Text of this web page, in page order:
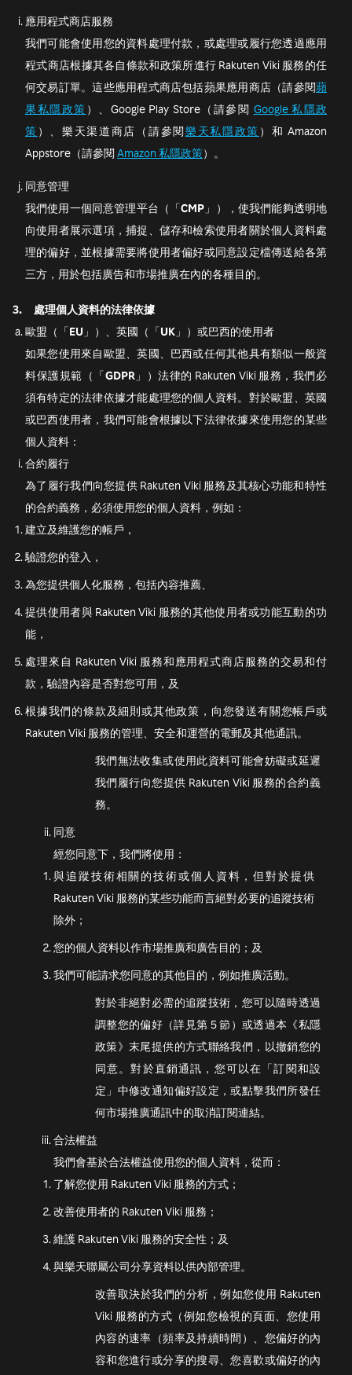
應用程式商店服務
我們可能會使用您的資料處理付款，或處理或履行您透過應用
程式商店根據其各自條款和政策所進行 Rakuten Viki 服務的任
何交易訂單。這些應用程式商店包括蘋果應用商店（請參閱蘋
果私隱政策 ）、Google Play Store（請參閱 Google 私隱政
策 ）、樂天渠道商店（請參閱樂天私隱政策 ）和 Amazon
Appstore（請參閱 Amazon 私隱政策）。
同意管理
我們使用一個同意管理平台（「CMP 」），使我們能夠透明地
向使用者展示選項，捕捉、儲存和檢索使用者關於個人資料處
理的偏好，並根據需要將使用者偏好或同意設定檔傳送給各第
三方，用於包括廣告和市場推廣在內的各種目的。
3.
處理個人資料的法律依據
歐盟（「EU 」）、英國（「UK 」）或巴西的使用者
如果您使用來自歐盟、英國、巴西或任何其他具有類似一般資
料保護規範（「GDPR 」）法律的 Rakuten Viki 服務，我們必
須有特定的法律依據才能處理您的個人資料。對於歐盟、英國
或巴西使用者，我們可能會根據以下法律依據來使用您的某些
個人資料：
合約履行
為了履行我們向您提供 Rakuten Viki 服務及其核心功能和特性
的合約義務，必須使用您的個人資料，例如：
建立及維護您的帳戶，
驗證您的登入，
為您提供個人化服務，包括內容推薦、
提供使用者與 Rakuten Viki 服務的其他使用者或功能互動的功
能，
處理來自 Rakuten Viki 服務和應用程式商店服務的交易和付
款，驗證內容是否對您可用，及
根據我們的條款及細則或其他政策，向您發送有關您帳戶或
Rakuten Viki 服務的管理、安全和運營的電郵及其他通訊。
我們無法收集或使用此資料可能會妨礙或延遲
我們履行向您提供 Rakuten Viki 服務的合約義
務。
同意
經您同意下，我們將使用：
與追蹤技術相關的技術或個人資料，但對於提供
Rakuten Viki 服務的某些功能而言絕對必要的追蹤技術
除外；
您的個人資料以作市場推廣和廣告目的；及
我們可能請求您同意的其他目的，例如推廣活動。
對於非絕對必需的追蹤技術，您可以隨時透過
調整您的偏好（詳見第 5 節）或透過本《私隱
政策》末尾提供的方式聯絡我們，以撤銷您的
同意。對於直銷通訊，您可以在「訂閱和設
定」中修改通知偏好設定，或點擊我們所發任
何市場推廣通訊中的取消訂閱連結。
合法權益
我們會基於合法權益使用您的個人資料，從而：
了解您使用 Rakuten Viki 服務的方式；
改善使用者的 Rakuten Viki 服務；
維護 Rakuten Viki 服務的安全性；及
與樂天聯屬公司分享資料以供內部管理。
改善取決於我們的分析，例如您使用 Rakuten
Viki 服務的方式（例如您檢視的頁面、您使用
內容的速率（頻率及持續時間）、您偏好的內
容和您進行或分享的搜尋、您喜歡或偏好的內